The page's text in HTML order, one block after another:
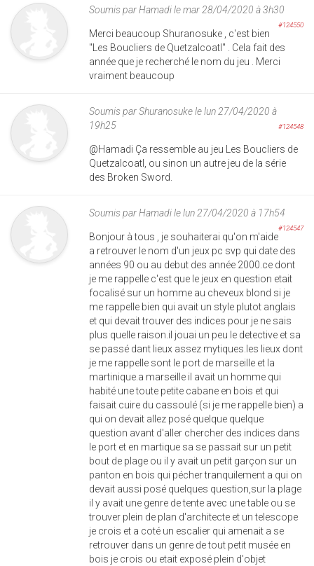
Soumis parHamadile mar 28/04/2020 à 3h30
#124550
Merci beaucoup Shuranosuke , c'est bien
"Les Boucliers de Quetzalcoatl" . Cela fait des
année que je recherché le nom du jeu . Merci
vraiment beaucoup
Soumis parShuranosukele lun 27/04/2020 à
19h25
#124548
@Hamadi Ça ressemble au jeu Les Boucliers de
Quetzalcoatl, ou sinon un autre jeu de la série
des Broken Sword.
Soumis parHamadile lun 27/04/2020 à 17h54
#124547
Bonjour à tous , je souhaiterai qu'on m'aide
a retrouver le nom d'un jeux pc svp qui date des
années 90 ou au debut des année 2000.ce dont
je me rappelle c'est que le jeux en question etait
focalisé sur un homme au cheveux blond si je
me rappelle bien qui avait un style plutot anglais
et qui devait trouver des indices pour je ne sais
plus quelle raison.il jouai un peu le detective et sa
se passé dant lieux assez mytiques.les lieux dont
je me rappelle sont le port de marseille et la
martinique.a marseille il avait un homme qui
habité une toute petite cabane en bois et qui
faisait cuire du cassoulé (si je me rappelle bien) a
qui on devait allez posé quelque quelque
question avant d'aller chercher des indices dans
le port et en martique sa se passait sur un petit
bout de plage ou il y avait un petit garçon sur un
panton en bois qui pécher tranquilement a qui on
devait aussi posé quelques question,sur la plage
il y avait une genre de tente avec une table ou se
trouver plein de plan d'architecte et un telescope
je crois et a coté un escalier qui amenait a se
retrouver dans un genre de tout petit musée en
bois je crois ou etait exposé plein d'objet